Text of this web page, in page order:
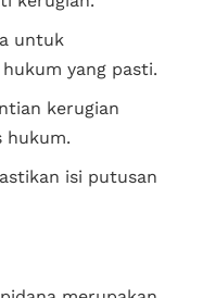
untuk
yang pasti.
kerugian
hukum.
isi putusan